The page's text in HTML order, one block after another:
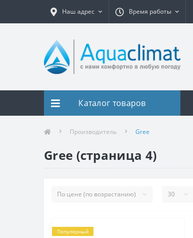
Наш адрес Время работы
Каталог товаров
Производитель Gree
Gree (страница 4)
Популярный